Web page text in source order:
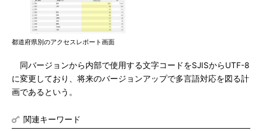
都道府県別のアクセスレポート画面
同バージョンから内部で使用する文字コードをSJISからUTF-8
に変更しており、将来のバージョンアップで多言語対応を図る計
画であるという。
関連キーワード